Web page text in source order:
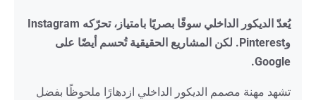
يُعدّ الديكور الداخلي سوقًا بصريًا بامتياز، تحرّكه Instagram
وPinterest. لكن المشاريع الحقيقية تُحسم أيضًا على
Google.
تشهد مهنة مصمم الديكور الداخلي ازدهارًا ملحوظًا بفضل